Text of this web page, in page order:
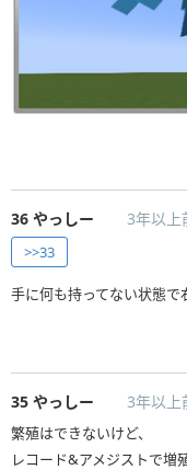
36 やっしー 3年以上
>>33
手に何も持ってない状態で
35 やっしー 3年以上
繁殖はできないけど、
レコード&アメジストで増